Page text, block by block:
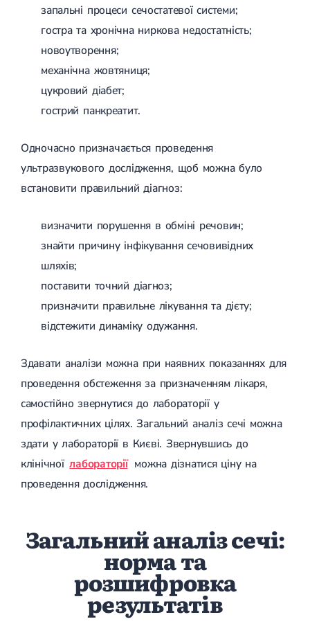
запальні процеси сечостатевої системи;
гостра та хронічна ниркова недостатність;
новоутворення;
механічна жовтяниця;
цукровий діабет;
гострий панкреатит.
Одночасно призначається проведення
ультразвукового дослідження, щоб можна було
встановити правильний діагноз:
визначити порушення в обміні речовин;
знайти причину інфікування сечовивідних
шляхів;
поставити точний діагноз;
призначити правильне лікування та дієту;
відстежити динаміку одужання.
Здавати аналізи можна при наявних показаннях для
проведення обстеження за призначенням лікаря,
самостійно звернутися до лабораторії у
профілактичних цілях. Загальний аналіз сечі можна
здати у лабораторії в Києві. Звернувшись до
клінічної лабораторії можна дізнатися ціну на
проведення дослідження.
Загальний аналіз сечі:
норма та
розшифровка
результатів